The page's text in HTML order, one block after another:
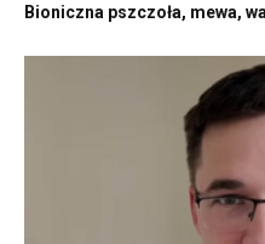
Bioniczna pszczoła, mewa,